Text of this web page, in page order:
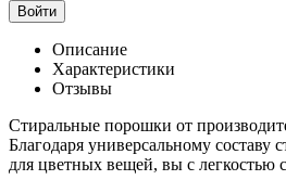
Войти
Описание
Характеристики
Отзывы
Стиральные порошки от
Благодаря универсальному составу
для цветных вещей, вы с легкостью